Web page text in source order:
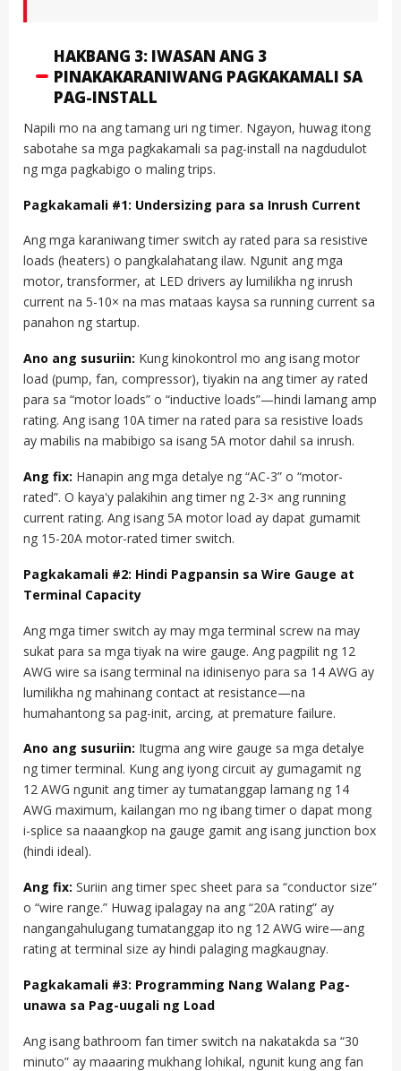
HAKBANG 3: IWASAN ANG 3
PINAKAKARANIWANG PAGKAKAMALI SA
PAG-INSTALL
Napili mo na ang tamang uri ng timer. Ngayon, huwag itong
sabotahe sa mga pagkakamali sa pag-install na nagdudulot
ng mga pagkabigo o maling trips.
Pagkakamali #1: Undersizing para sa Inrush Current
Ang mga karaniwang timer switch ay rated para sa resistive
loads (heaters) o pangkalahatang ilaw. Ngunit ang mga
motor, transformer, at LED drivers ay lumilikha ng inrush
current na 5-10× na mas mataas kaysa sa running current sa
panahon ng startup.
Ano ang susuriin: Kung kinokontrol mo ang isang motor
load (pump, fan, compressor), tiyakin na ang timer ay rated
para sa “motor loads” o “inductive loads”—hindi lamang amp
rating. Ang isang 10A timer na rated para sa resistive loads
ay mabilis na mabibigo sa isang 5A motor dahil sa inrush.
Ang fix: Hanapin ang mga detalye ng “AC-3” o “motor-
rated”. O kaya'y palakihin ang timer ng 2-3× ang running
current rating. Ang isang 5A motor load ay dapat gumamit
ng 15-20A motor-rated timer switch.
Pagkakamali #2: Hindi Pagpansin sa Wire Gauge at
Terminal Capacity
Ang mga timer switch ay may mga terminal screw na may
sukat para sa mga tiyak na wire gauge. Ang pagpilit ng 12
AWG wire sa isang terminal na idinisenyo para sa 14 AWG ay
lumilikha ng mahinang contact at resistance—na
humahantong sa pag-init, arcing, at premature failure.
Ano ang susuriin: Itugma ang wire gauge sa mga detalye
ng timer terminal. Kung ang iyong circuit ay gumagamit ng
12 AWG ngunit ang timer ay tumatanggap lamang ng 14
AWG maximum, kailangan mo ng ibang timer o dapat mong
i-splice sa naaangkop na gauge gamit ang isang junction box
(hindi ideal).
Ang fix: Suriin ang timer spec sheet para sa “conductor size”
o “wire range.” Huwag ipalagay na ang “20A rating” ay
nangangahulugang tumatanggap ito ng 12 AWG wire—ang
rating at terminal size ay hindi palaging magkaugnay.
Pagkakamali #3: Programming Nang Walang Pag-
unawa sa Pag-uugali ng Load
Ang isang bathroom fan timer switch na nakatakda sa “30
minuto” ay maaaring mukhang lohikal, ngunit kung ang fan